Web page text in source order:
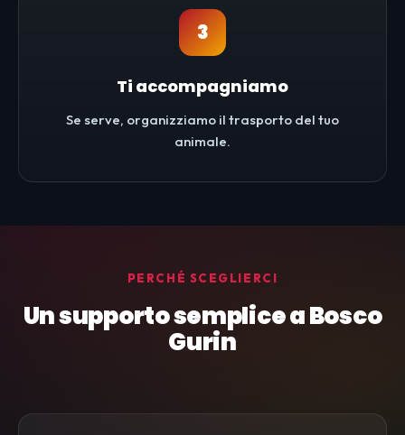
3
Ti accompagniamo
Se serve, organizziamo il trasporto del tuo
animale.
PERCHÉ SCEGLIERCI
Un supporto semplice a Bosco
Gurin